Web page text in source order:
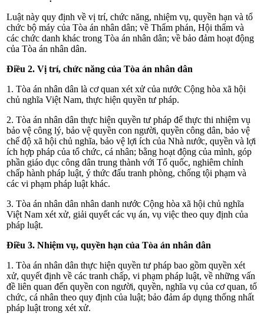
Luật này quy định về vị trí, chức năng, nhiệm vụ, quyền hạn và tổ
chức bộ máy của Tòa án nhân dân; về Thẩm phán, Hội thẩm và
các chức danh khác trong Tòa án nhân dân; về bảo đảm hoạt động
của Tòa án nhân dân.
Điều 2. Vị trí, chức năng của Tòa án nhân dân
1. Tòa án nhân dân là cơ quan xét xử của nước Cộng hòa xã hội
chủ nghĩa Việt Nam, thực hiện quyền tư pháp.
2. Tòa án nhân dân thực hiện quyền tư pháp để thực thi nhiệm vụ
bảo vệ công lý, bảo vệ quyền con người, quyền công dân, bảo vệ
chế độ xã hội chủ nghĩa, bảo vệ lợi ích của Nhà nước, quyền và lợi
ích hợp pháp của tổ chức, cá nhân; bằng hoạt động của mình, góp
phần giáo dục công dân trung thành với Tổ quốc, nghiêm chỉnh
chấp hành pháp luật, ý thức đấu tranh phòng, chống tội phạm và
các vi phạm pháp luật khác.
3. Tòa án nhân dân nhân danh nước Cộng hòa xã hội chủ nghĩa
Việt Nam xét xử, giải quyết các vụ án, vụ việc theo quy định của
pháp luật.
Điều 3. Nhiệm vụ, quyền hạn của Tòa án nhân dân
1. Tòa án nhân dân thực hiện quyền tư pháp bao gồm quyền xét
xử, quyết định về các tranh chấp, vi phạm pháp luật, về những vấn
đề liên quan đến quyền con người, quyền, nghĩa vụ của cơ quan, tổ
chức, cá nhân theo quy định của luật; bảo đảm áp dụng thống nhất
pháp luật trong xét xử.